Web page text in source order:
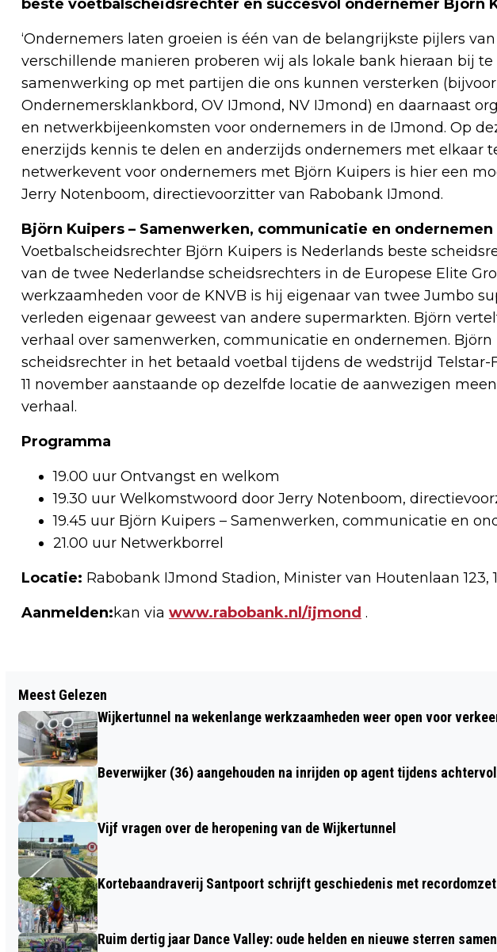
beste voetbalscheidsrechter en succesvol ondernemer Björn
‘Ondernemers laten groeien is één van de belangrijkste pijlers
verschillende manieren proberen wij als lokale bank hieraan bij te
samenwerking op met partijen die ons kunnen versterken
Ondernemersklankbord, OV IJmond, NV IJmond) en daarnaast
en netwerkbijeenkomsten voor ondernemers in de IJmond. Op
enerzijds kennis te delen en anderzijds ondernemers met elkaar
netwerkevent voor ondernemers met Björn Kuipers is hier een
Jerry Notenboom, directievoorzitter van Rabobank IJmond.
Björn Kuipers – Samenwerken, communicatie en ondernemen
Voetbalscheidsrechter Björn Kuipers is Nederlands beste
van de twee Nederlandse scheidsrechters in de Europese Elite
werkzaamheden voor de KNVB is hij eigenaar van twee Jumbo
verleden eigenaar geweest van andere supermarkten. Björn
verhaal over samenwerken, communicatie en ondernemen.
scheidsrechter in het betaald voetbal tijdens de wedstrijd Telstar-
11 november aanstaande op dezelfde locatie de aanwezigen
verhaal.
Programma
19.00 uur Ontvangst en welkom
19.30 uur Welkomstwoord door Jerry Notenboom,
19.45 uur Björn Kuipers – Samenwerken, communicatie en
21.00 uur Netwerkborrel
Locatie: Rabobank IJmond Stadion, Minister van Houtenlaan 123,
Aanmelden:kan via www.rabobank.nl/ijmond .
TWEE GEWONDEN BIJ FRONTALE
BOTSING OP N203 TUSSEN CASTRICUM
EN UITGEEST
HET LOUWMAN
Meest Gelezen
Wijkertunnel na wekenlange werkzaamheden weer open voor
Beverwijker (36) aangehouden na inrijden op agent tijdens
Vijf vragen over de heropening van de Wijkertunnel
Kortebaandraverij Santpoort schrijft geschiedenis met recordomzet
Ruim dertig jaar Dance Valley: oude helden en nieuwe sterren